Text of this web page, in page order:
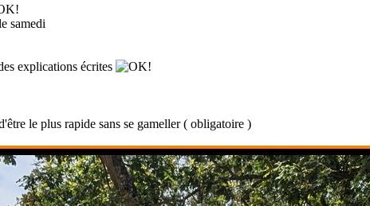
samedi
explications écrites
le plus rapide sans se gameller ( obligatoire )